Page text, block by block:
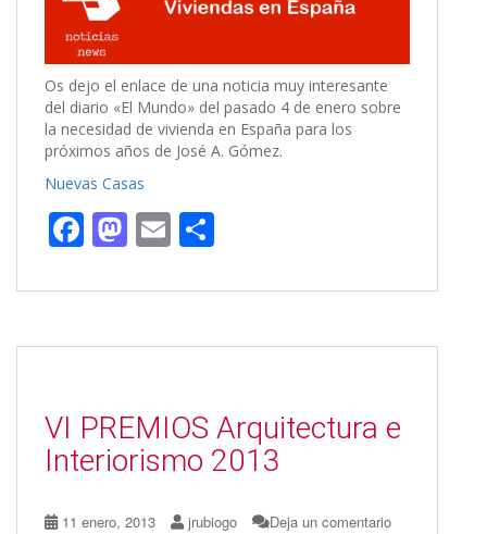
Os dejo el enlace de una noticia muy interesante
del diario «El Mundo» del pasado 4 de enero sobre
la necesidad de vivienda en España para los
próximos años de José A. Gómez.
Nuevas Casas
F
e
b
k
M
to
d
E
ai
l
m
p
r
VI PREMIOS Arquitectura e
Interiorismo 2013
11 enero, 2013 jrubiogo Deja un comentario